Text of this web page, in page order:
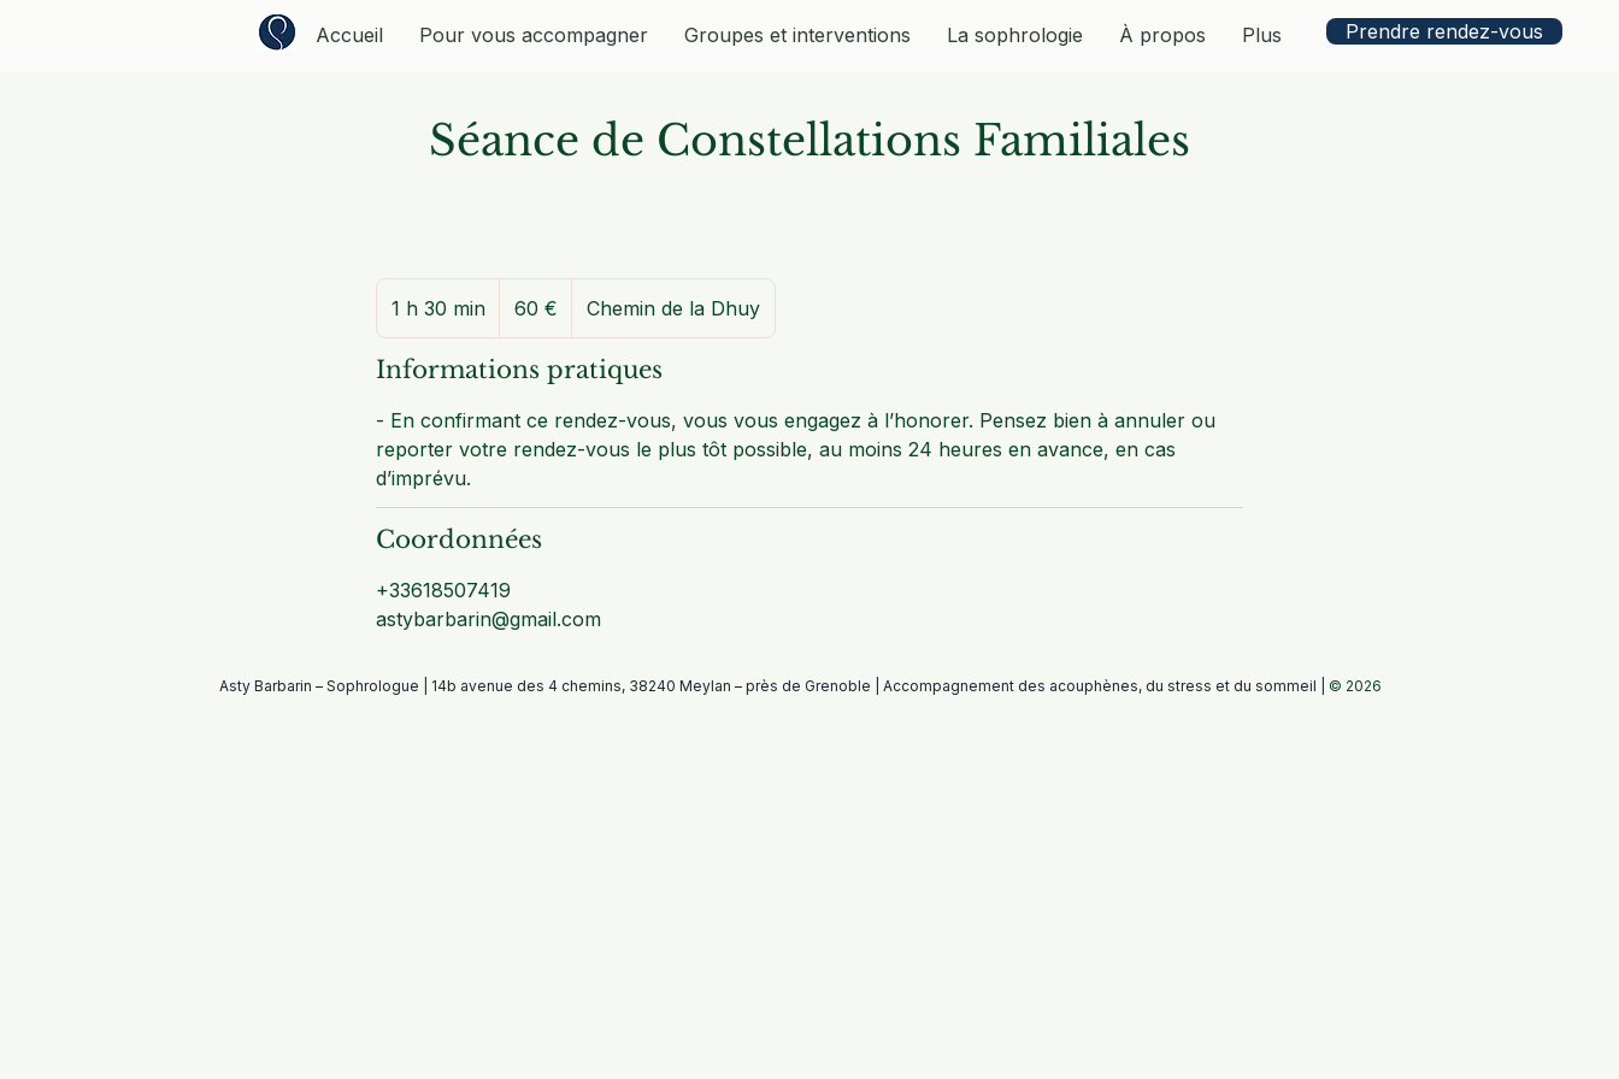
Accueil Pour vous accompagner Groupes et interventions La sophrologie À propos Plus Prendre rendez-vous
Séance de Constellations Familiales
1 h 30 min
3
0
i
n
euros
60 € Chemin de la Dhuy
Informations pratiques
- En confirmant ce rendez-vous, vous vous engagez à l’honorer. Pensez bien à annuler ou
reporter votre rendez-vous le plus tôt possible, au moins 24 heures en avance, en cas
d’imprévu.
Coordonnées
+33618507419
astybarbarin@gmail.com
Asty Barbarin – Sophrologue | 14b avenue des 4 chemins, 38240 Meylan – près de Grenoble | Accompagnement des acouphènes, du stress et du sommeil | © 2026